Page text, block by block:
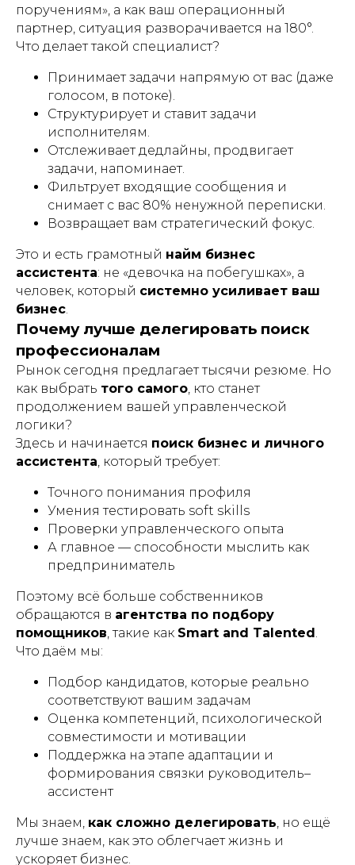
поручениям», а как ваш операционный
партнер, ситуация разворачивается на 180°.
Что делает такой специалист?
Принимает задачи напрямую от вас (даже
голосом, в потоке).
Структурирует и ставит задачи
исполнителям.
Отслеживает дедлайны, продвигает
задачи, напоминает.
Фильтрует входящие сообщения и
снимает с вас 80% ненужной переписки.
Возвращает вам стратегический фокус.
Это и есть грамотный найм бизнес
ассистента: не «девочка на побегушках», а
человек, который системно усиливает ваш
бизнес.
Почему лучше делегировать поиск
профессионалам
Рынок сегодня предлагает тысячи резюме. Но
как выбрать того самого, кто станет
продолжением вашей управленческой
логики?
Здесь и начинается поиск бизнес и личного
ассистента, который требует:
Точного понимания профиля
Умения тестировать soft skills
Проверки управленческого опыта
А главное — способности мыслить как
предприниматель
Поэтому всё больше собственников
обращаются в агентства по подбору
помощников, такие как Smart and Talented.
Что даём мы:
Подбор кандидатов, которые реально
соответствуют вашим задачам
Оценка компетенций, психологической
совместимости и мотивации
Поддержка на этапе адаптации и
формирования связки руководитель–
ассистент
Мы знаем, как сложно делегировать, но ещё
лучше знаем, как это облегчает жизнь и
ускоряет бизнес.